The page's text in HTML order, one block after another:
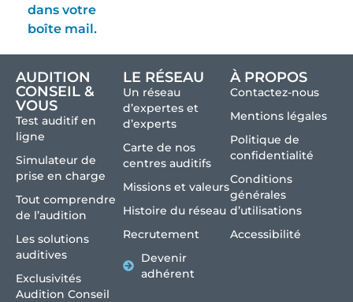
dans votre
boîte mail.
AUDITION
CONSEIL &
VOUS
Test auditif en
ligne
Simulateur de
prise en charge
Tout comprendre
de l’audition
Les solutions
auditives
Exclusivités
Audition Conseil
LE RÉSEAU
Un réseau
d’expertes et
d’experts
Carte de nos
centres auditifs
Missions et valeurs
Histoire du réseau
Recrutement
Devenir
adhérent
À PROPOS
Contactez-nous
Mentions légales
Politique de
confidentialité
Conditions
générales
d’utilisations
Accessibilité